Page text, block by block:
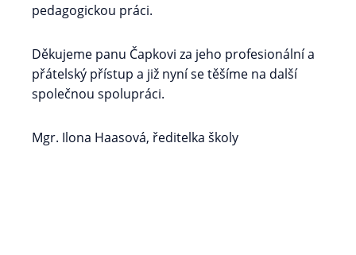
pedagogickou práci.
Děkujeme panu Čapkovi za jeho profesionální a
přátelský přístup a již nyní se těšíme na další
společnou spolupráci.
Mgr. Ilona Haasová, ředitelka školy